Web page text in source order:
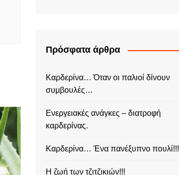
Πρόσφατα άρθρα
Καρδερίνα… Όταν οι παλιοί δίνουν
συμβουλές…
Ενεργειακές ανάγκες – διατροφή
καρδερίνας.
Καρδερίνα… Ένα πανέξυπνο πουλί!!!
Η ζωή των τζιτζικιών!!!